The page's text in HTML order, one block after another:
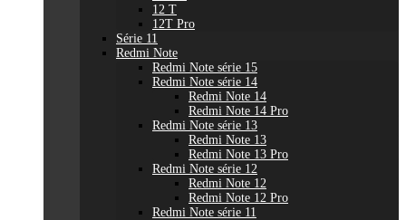
12 T
12T Pro
Série 11
Redmi Note
Redmi Note série 15
Redmi Note série 14
Redmi Note 14
Redmi Note 14 Pro
Redmi Note série 13
Redmi Note 13
Redmi Note 13 Pro
Redmi Note série 12
Redmi Note 12
Redmi Note 12 Pro
Redmi Note série 11